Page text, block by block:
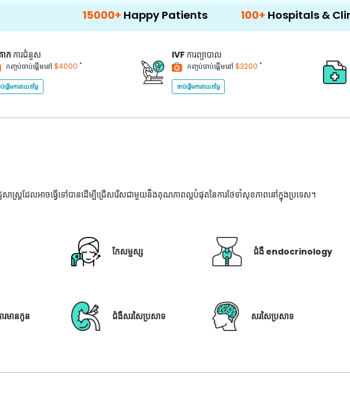
Happy Patients 100+Hospitals & Clinics
ាក ការជំនួស
កញ្ចប់ចាប់ផ្តើមនៅ $4000 *
ផ្តើមការវាយតម្លៃ
IVF ការព្យាបាល
កញ្ចប់ចាប់ផ្តើមនៅ $3200 *
ចាប់ផ្តើមការវាយតម្លៃ
សាស្រ្តដែលអាចធ្វើទៅបានដើម្បីជ្រើសរើសជាមួយនឹងគុណភាពល្អបំផុតនៃការថែទាំសុខភាពនៅក្នុងប្រទេស។
កែសម្ផស្ស ជំងឺ endocrinology
រមានកូន ជំងឺសរសៃប្រសាទ សរសៃប្រសាទ